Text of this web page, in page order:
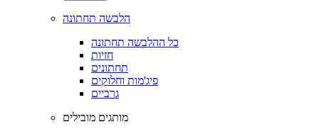
הלבשה תחתונה
כל ההלבשה תחתונה
חזיות
תחתונים
פיג'מות וחלוקים
גרביים
מותגים מובילים